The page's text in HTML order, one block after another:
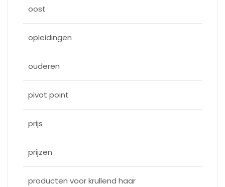
oost
opleidingen
ouderen
pivot point
prijs
prijzen
producten voor krullend haar